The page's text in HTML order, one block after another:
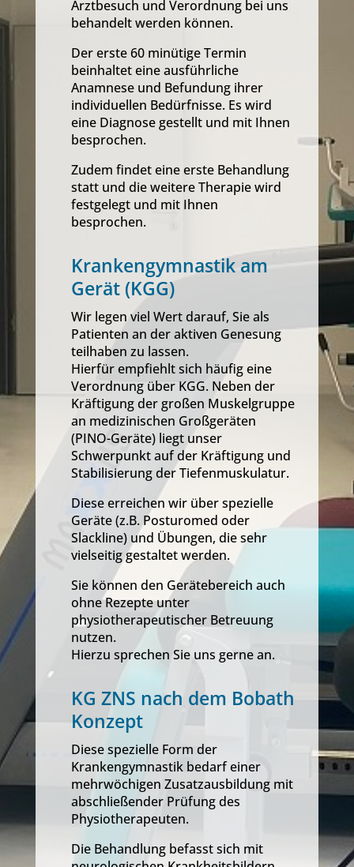
Arztbesuch und Verordnung bei uns
behandelt werden können.
Der erste 60 minütige Termin
beinhaltet eine ausführliche
Anamnese und Befundung ihrer
individuellen Bedürfnisse. Es wird
eine Diagnose gestellt und mit Ihnen
besprochen.
Zudem findet eine erste Behandlung
statt und die weitere Therapie wird
festgelegt und mit Ihnen
besprochen.
Krankengymnastik am
Gerät (KGG)
Wir legen viel Wert darauf, Sie als
Patienten an der aktiven Genesung
teilhaben zu lassen.
Hierfür empfiehlt sich häufig eine
Verordnung über KGG. Neben der
Kräftigung der großen Muskelgruppe
an medizinischen Großgeräten
(PINO-Geräte) liegt unser
Schwerpunkt auf der Kräftigung und
Stabilisierung der Tiefenmuskulatur.
Diese erreichen wir über spezielle
Geräte (z.B. Posturomed oder
Slackline) und Übungen, die sehr
vielseitig gestaltet werden.
Sie können den Gerätebereich auch
ohne Rezepte unter
physiotherapeutischer Betreuung
nutzen.
Hierzu sprechen Sie uns gerne an.
KG ZNS nach dem Bobath
Konzept
Diese spezielle Form der
Krankengymnastik bedarf einer
mehrwöchigen Zusatzausbildung mit
abschließender Prüfung des
Physiotherapeuten.
Die Behandlung befasst sich mit